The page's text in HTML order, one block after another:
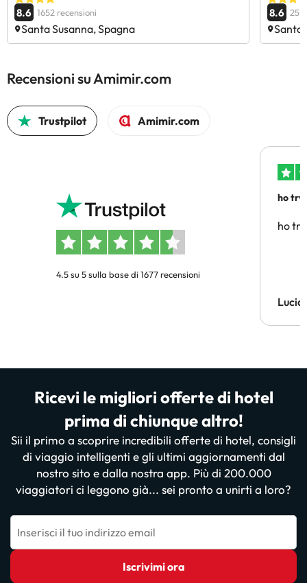
8.6 1652 recensioni
Santa Susanna, Spagna
8.6
Santa
Recensioni su Amimir.com
Trustpilot Amimir.com
4.5 su 5 sulla base di 1677 recensioni
ho
ho
Lucia
Ricevi le migliori offerte di hotel
prima di chiunque altro!
Sii il primo a scoprire incredibili offerte di hotel, consigli
di viaggio intelligenti e gli ultimi aggiornamenti dal
nostro sito e dalla nostra app. Più di 200.000
viaggiatori ci leggono già... sei pronto a unirti a loro?
Inserisci il tuo indirizzo email
Iscrivimi ora